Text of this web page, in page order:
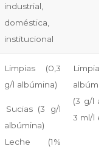
industrial,
doméstica,
institucional
Limpias (0,3
g/l albúmina)
Sucias (3 g/l
albúmina)
Leche (1%
(3 g/l
3 ml/l